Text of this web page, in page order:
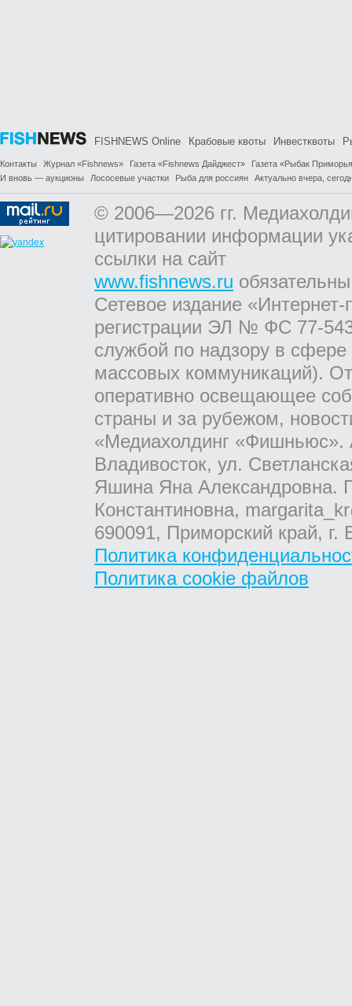
FISHNEWS Online Крабовые квоты Инвестквоты
Контакты Журнал «Fishnews» Газета «Fishnews Дайджест»
Газета «Рыбак
И вновь — аукционы
Лососевые участки Рыба для россиян Актуально вчера,
© 2006—2026 гг.
цитировании информации
ссылки на сайт
www.fishnews.ru
Сетевое издание
регистрации ЭЛ № ФС 77-
службой по надзору в
массовых коммуникаций).
оперативно освещающее
страны и за рубежом,
«Медиахолдинг «Фишньюс».
Владивосток, ул.
Яшина Яна Александровна.
Константиновна,
690091, Приморский край,
Политика
Политика cookie файлов